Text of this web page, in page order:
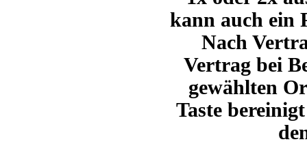
kann auch ein
Nach
Vertrag bei
gewählten
Taste